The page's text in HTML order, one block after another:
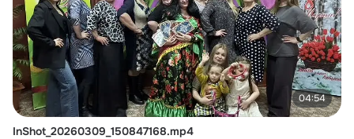
04:54
InShot_20260309_150847168.mp4